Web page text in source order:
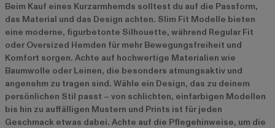
Beim Kauf eines Kurzarmhemds solltest du auf die Passform,
das Material und das Design achten. Slim Fit Modelle bieten
eine moderne, figurbetonte Silhouette, während Regular Fit
oder Oversized Hemden für mehr Bewegungsfreiheit und
Komfort sorgen. Achte auf hochwertige Materialien wie
Baumwolle oder Leinen, die besonders atmungsaktiv und
angenehm zu tragen sind. Wähle ein Design, das zu deinem
persönlichen Stil passt – von schlichten, einfarbigen Modellen
bis hin zu auffälligen Mustern und Prints ist für jeden
Geschmack etwas dabei. Achte auf die Pflegehinweise, um die